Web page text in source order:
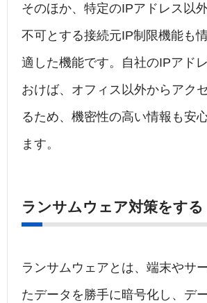
そのほか、特定のIPアドレス以
不可とする接続元IP制限機能も
適した機能です。自社のIPアド
おけば、オフィス以外からアク
るため、機密性の高い情報も安
ます。
ランサムウェア対策をする
ランサムウェアとは、端末やサ
たデータを勝手に暗号化し、デ